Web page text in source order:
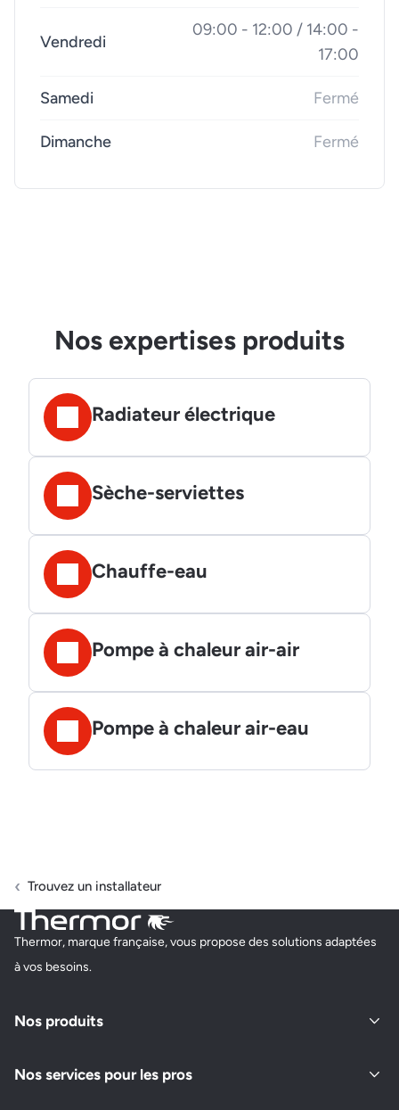
Vendredi
09:00 - 12:00 / 14:00 -
17:00
Samedi Fermé
Dimanche Fermé
Nos expertises produits
Radiateur électrique
Sèche-serviettes
Chauffe-eau
Pompe à chaleur air-air
Pompe à chaleur air-eau
Trouvez un installateur
Thermor, marque française, vous propose des solutions adaptées
à vos besoins.
Nos produits
Nos services pour les pros